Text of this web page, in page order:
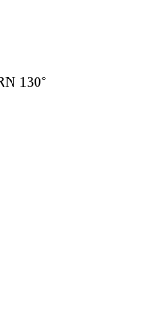
130°